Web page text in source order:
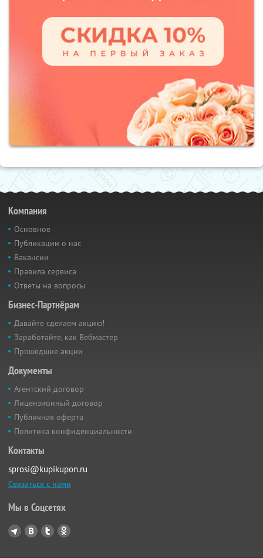
Компания
Основное
Публикации о нас
Вакансии
Правила сервиса
Ответы на вопросы
Бизнес-Партнёрам
Давайте сделаем акцию!
Заработайте, как Вебмастер
Прошедшие акции
Документы
Агентский договор
Лицензионный договор
Публичная оферта
Политика конфиденциальности
Контакты
sprosi@kupikupon.ru
Связаться с нами
Мы в Соцсетях